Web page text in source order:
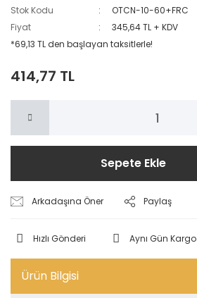
Stok Kodu
OTCN-10-60+FRC
Fiyat
345,64 TL + KDV
*69,13 TL den başlayan taksitlerle!
414,77 TL
Sepete Ekle
Arkadaşına Öner Paylaş
Hızlı Gönderi Aynı Gün Kargo
Ürün Bilgisi